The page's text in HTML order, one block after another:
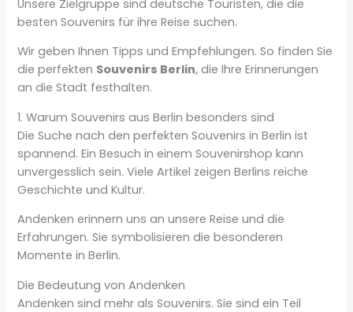
Unsere Zielgruppe sind deutsche Touristen, die die
besten Souvenirs für ihre Reise suchen.
Wir geben Ihnen Tipps und Empfehlungen. So finden Sie
die perfekten Souvenirs Berlin, die Ihre Erinnerungen
an die Stadt festhalten.
1. Warum Souvenirs aus Berlin besonders sind
Die Suche nach den perfekten Souvenirs in Berlin ist
spannend. Ein Besuch in einem Souvenirshop kann
unvergesslich sein. Viele Artikel zeigen Berlins reiche
Geschichte und Kultur.
Andenken erinnern uns an unsere Reise und die
Erfahrungen. Sie symbolisieren die besonderen
Momente in Berlin.
Die Bedeutung von Andenken
Andenken sind mehr als Souvenirs. Sie sind ein Teil